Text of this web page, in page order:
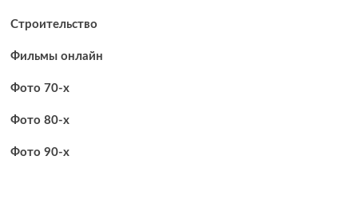
Строительство
Фильмы онлайн
Фото 70-х
Фото 80-х
Фото 90-х